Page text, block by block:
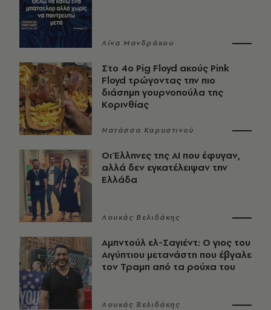
Λίνα Μανδράκου
Στο 4ο Pig Floyd ακούς Pink
Floyd τρώγοντας την πιο
διάσημη γουρνοπούλα της
Κορινθίας
Νατάσσα Καρυστινού
Οι Έλληνες της ΑΙ που έφυγαν,
αλλά δεν εγκατέλειψαν την
Ελλάδα
Λουκάς Βελιδάκης
Αμπντούλ ελ-Σαγιέντ: Ο γιος του
Αιγύπτιου μετανάστη που έβγαλε
τον Τραμπ από τα ρούχα του
Λουκάς Βελιδάκης